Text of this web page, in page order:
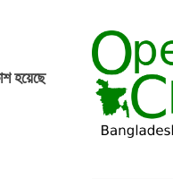
হয়েছে